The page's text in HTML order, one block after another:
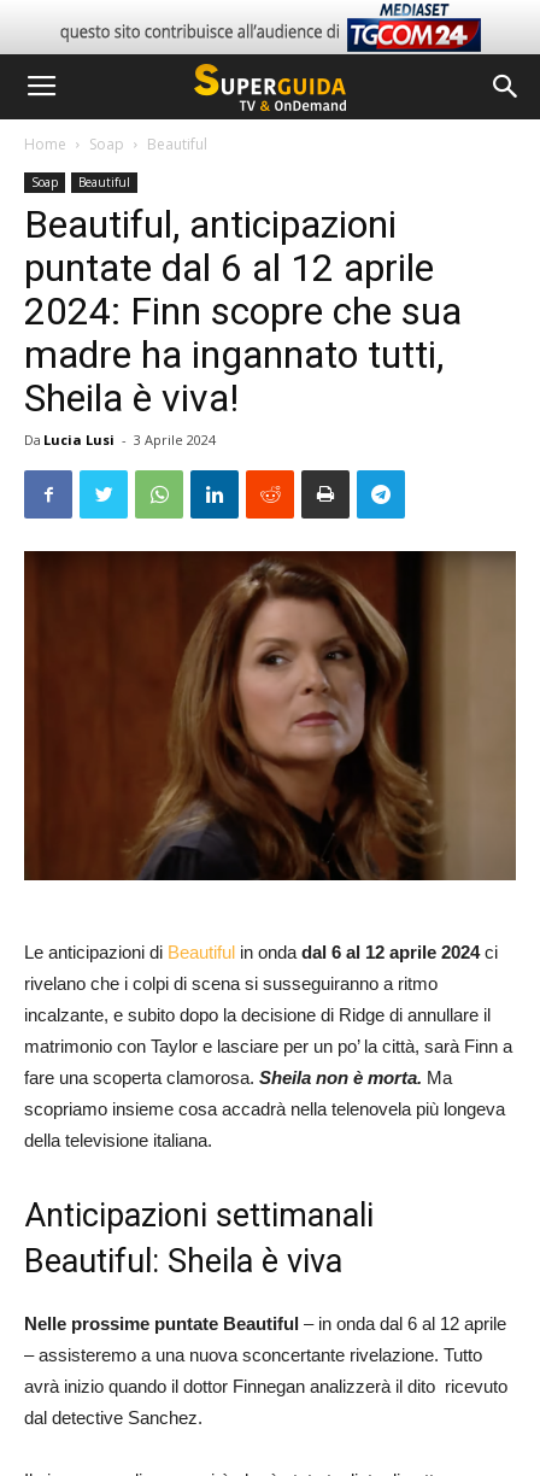
Home Soap Beautiful
Soap Beautiful
Beautiful, anticipazioni
puntate dal 6 al 12 aprile
2024: Finn scopre che sua
madre ha ingannato tutti,
Sheila è viva!
Da Lucia Lusi - 3 Aprile 2024
Le anticipazioni di Beautiful in onda dal 6 al 12 aprile 2024ci
rivelano che i colpi di scena si susseguiranno a ritmo
incalzante, e subito dopo la decisione di Ridge di annullare il
matrimonio con Taylor e lasciare per un po’ la città, sarà Finn a
fare una scoperta clamorosa. Sheila non è morta. Ma
scopriamo insieme cosa accadrà nella telenovela più longeva
della televisione italiana.
Anticipazioni settimanali
Beautiful: Sheila è viva
Nelle prossime puntate Beautiful – in onda dal 6 al 12 aprile
– assisteremo a una nuova sconcertante rivelazione. Tutto
avrà inizio quando il dottor Finnegan analizzerà il dito ricevuto
dal detective Sanchez.